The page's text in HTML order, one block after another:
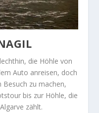
die Höhle von
Auto anreisen, doch
Besuch zu machen,
bis zur Höhle, die
zählt.